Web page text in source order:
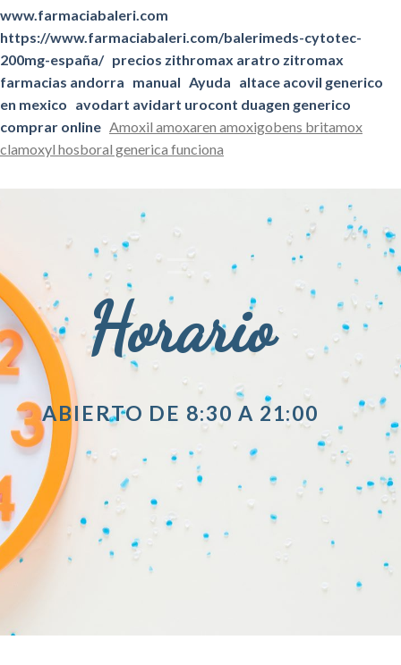
www.farmaciabaleri.com
https://www.farmaciabaleri.com/balerimeds-cytotec-
200mg-españa/ precios zithromax aratro zitromax
farmacias andorra manual Ayuda altace acovil generico
en mexico avodart avidart urocont duagen generico
comprar online Amoxil amoxaren amoxigobens britamox
clamoxyl hosboral generica funciona
Horario
ABIERTO DE 8:30 A 21:00